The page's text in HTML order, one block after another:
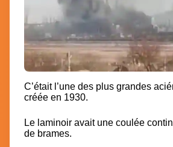
C’était l’une des plus grandes
créée en 1930.
Le laminoir avait une coulée
de brames.